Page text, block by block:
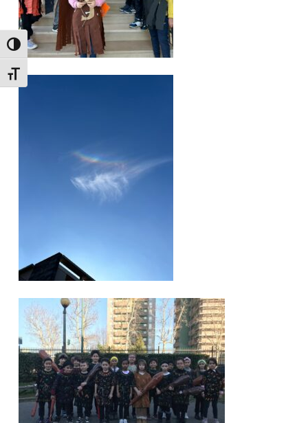
Attiva/disattiva alto contrasto
Attiva/disattiva dimensione testo